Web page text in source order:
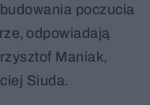
poczucia
odpowiadają
Maniak,
Siuda.